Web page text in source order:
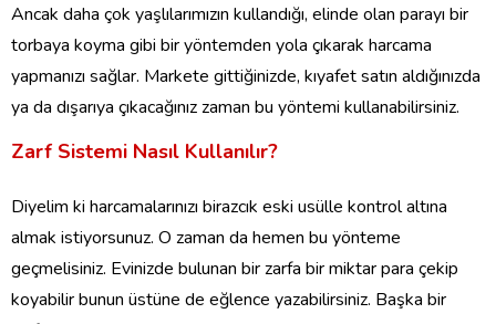
Ancak daha çok yaşlılarımızın kullandığı, elinde olan parayı bir
torbaya koyma gibi bir yöntemden yola çıkarak harcama
yapmanızı sağlar. Markete gittiğinizde, kıyafet satın aldığınızda
ya da dışarıya çıkacağınız zaman bu yöntemi kullanabilirsiniz.
Zarf Sistemi Nasıl Kullanılır?
Diyelim ki harcamalarınızı birazcık eski usülle kontrol altına
almak istiyorsunuz. O zaman da hemen bu yönteme
geçmelisiniz. Evinizde bulunan bir zarfa bir miktar para çekip
koyabilir bunun üstüne de eğlence yazabilirsiniz. Başka bir